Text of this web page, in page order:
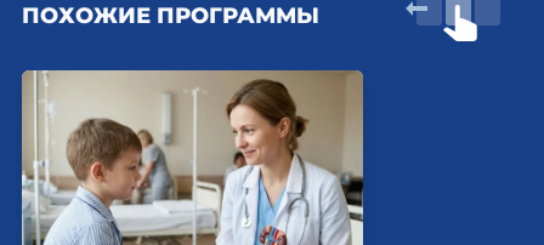
ПОХОЖИЕ ПРОГРАММЫ